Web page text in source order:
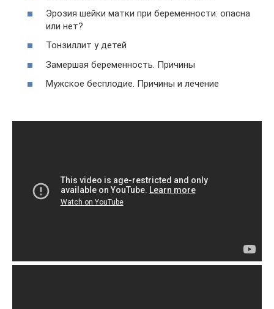
Эрозия шейки матки при беременности: опасна
или нет?
Тонзиллит у детей
Замершая беременность. Причины
Мужское бесплодие. Причины и лечение